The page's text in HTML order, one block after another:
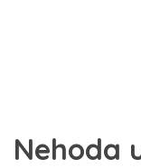
Nehoda